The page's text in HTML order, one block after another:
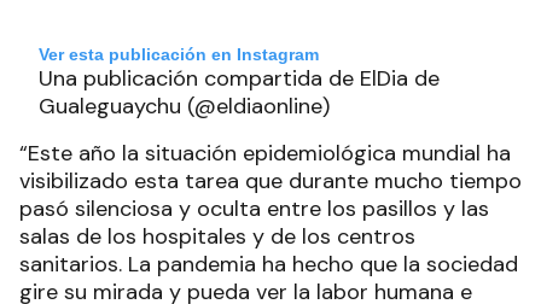
Ver esta publicación en Instagram
Una publicación compartida de ElDia de
Gualeguaychu (@eldiaonline)
“Este año la situación epidemiológica mundial ha
visibilizado esta tarea que durante mucho tiempo
pasó silenciosa y oculta entre los pasillos y las
salas de los hospitales y de los centros
sanitarios. La pandemia ha hecho que la sociedad
gire su mirada y pueda ver la labor humana e